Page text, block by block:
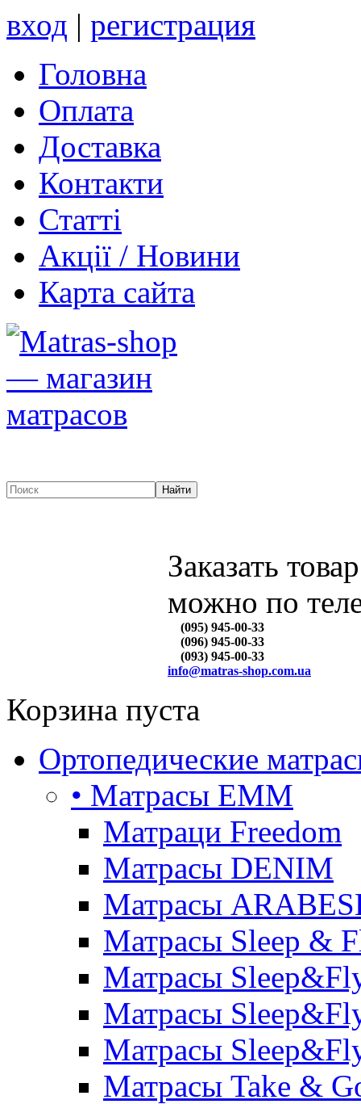
вход | регистрация
Головна
Оплата
Доставка
Контакти
Статті
Акції / Новини
Карта сайта
Заказать товар
можно по
(095) 945-00-33
(096) 945-00-33
(093) 945-00-33
info@matras-shop.com.ua
Корзина пуста
Ортопедические
• Матрасы ЕММ
Матраци Freedom
Матрасы DENIM
Матрасы
Матрасы Sleep &
Матрасы
Матрасы
Матрасы
Матрасы Take &